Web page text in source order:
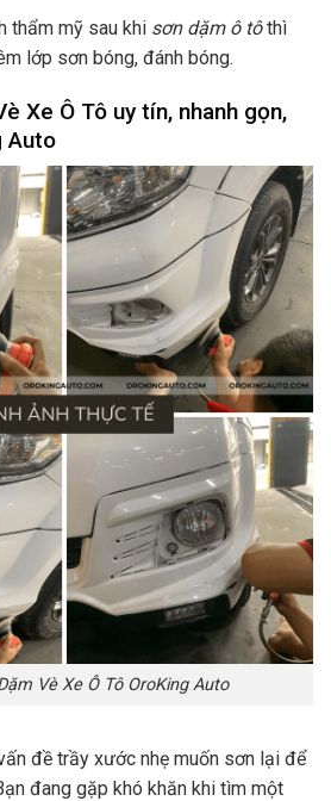
thẩm mỹ sau khi sơn dặm ô tôthì
lớp sơn bóng, đánh bóng.
Xe Ô Tô uy tín, nhanh gọn,
Auto
Vè Xe Ô Tô OroKing Auto
đề trầy xước nhẹ muốn sơn lại để
đang gặp khó khăn khi tìm một